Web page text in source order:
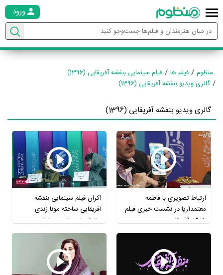
ورود
منظوم فیلم ها
فیلم سینمایی بنفشه آفریقایی (1396)
گالری ویدیو بنفشه آفریقایی (1396)
گالری ویدیو بنفشه آفریقایی (1396)
ارتباط تصویری با فاطمه
معتمدآریا در نشست خبری فیلم
بنفشه آفریقایی
اکران فیلم سینمایی بنفشه
آفریقایی ساخته مونا زندی
حقیقی در پردیس ملت